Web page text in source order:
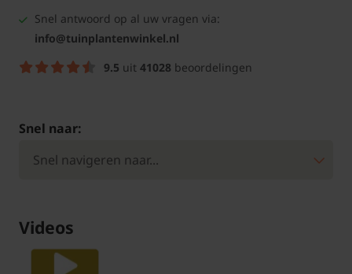
Snel antwoord op al uw vragen via:
info@tuinplantenwinkel.nl
9.5 uit 41028 beoordelingen
Snel naar:
Videos